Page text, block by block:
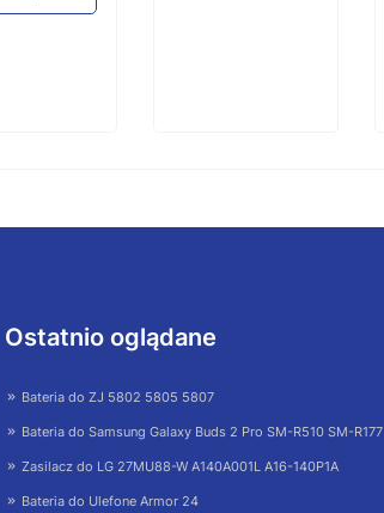
Ostatnio oglądane
Bateria do ZJ 5802 5805 5807
Bateria do Samsung Galaxy Buds 2 Pro SM-R510 SM-R177
Zasilacz do LG 27MU88-W A140A001L A16-140P1A
Bateria do Ulefone Armor 24